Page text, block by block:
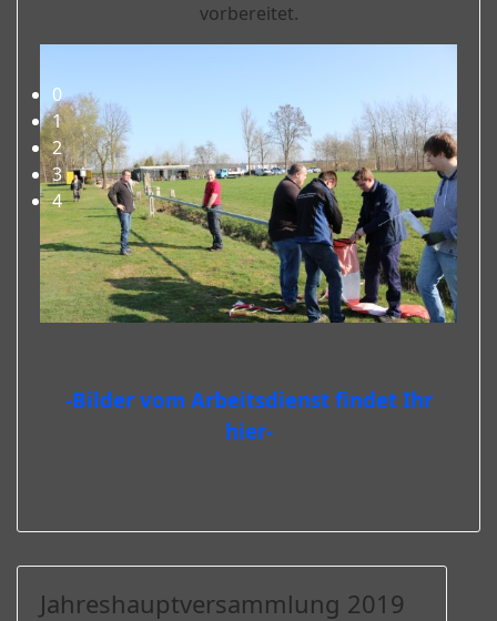
0
1
2
3
4
vorbereitet.
-Bilder vom Arbeitsdienst findet Ihr
hier-
Jahreshauptversammlung 2019